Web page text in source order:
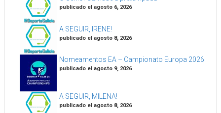
publicado el agosto 6, 2026
A SEGUIR, IRENE!
publicado el agosto 8, 2026
Nomeamentos EA – Campionato Europa 2026
publicado el agosto 9, 2026
A SEGUIR, MILENA!
publicado el agosto 8, 2026